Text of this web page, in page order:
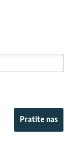
Pratite nas